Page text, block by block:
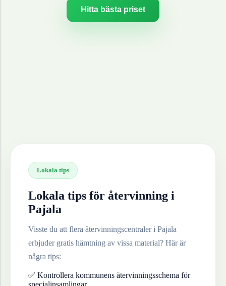
Hitta bästa priset
Lokala tips
Lokala tips för återvinning i
Pajala
Visste du att flera återvinningscentraler i Pajala
erbjuder gratis hämtning av vissa material? Här är
några tips:
✅ Kontrollera kommunens återvinningsschema för